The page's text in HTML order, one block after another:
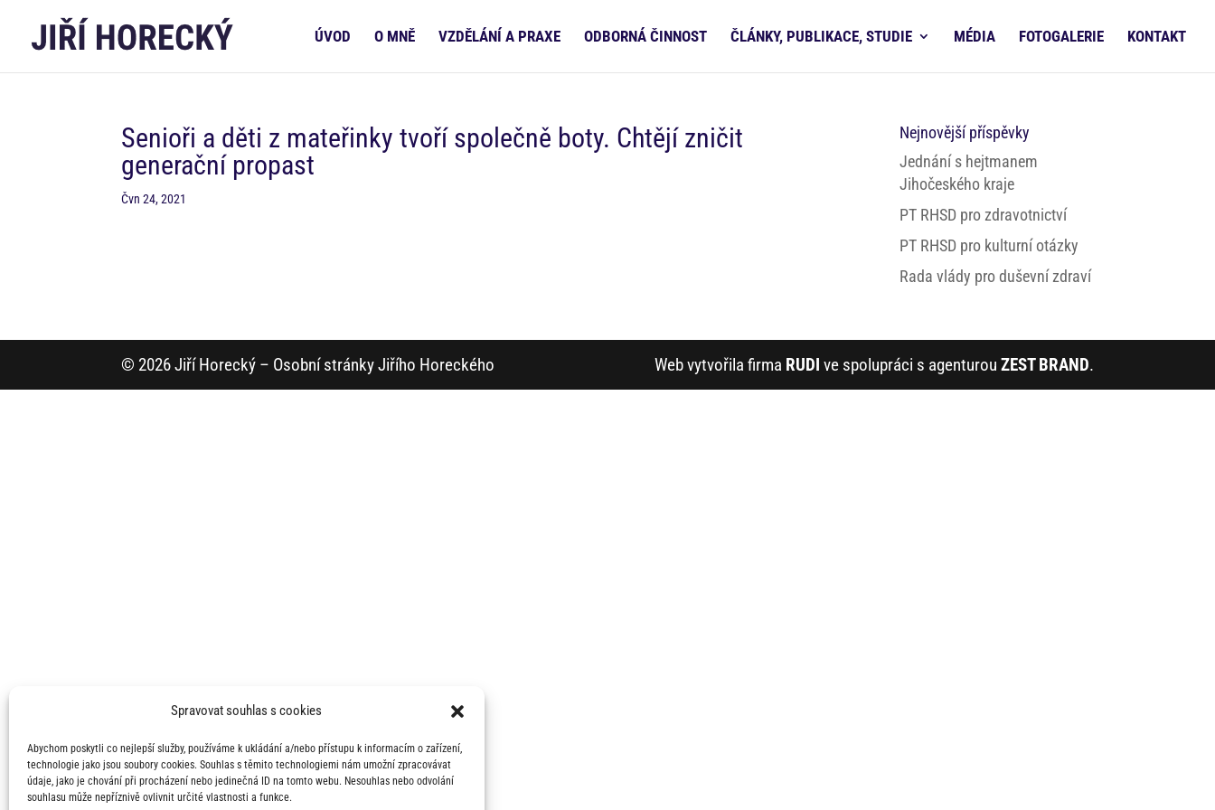
Spravovat souhlas s cookies
Abychom poskytli co nejlepší služby, používáme k ukládání a/nebo přístupu k informacím o zařízení,
technologie jako jsou soubory cookies. Souhlas s těmito technologiemi nám umožní zpracovávat
údaje, jako je chování při procházení nebo jedinečná ID na tomto webu. Nesouhlas nebo odvolání
souhlasu může nepříznivě ovlivnit určité vlastnosti a funkce.
ÚVOD O MNĚ VZDĚLÁNÍ A PRAXE ODBORNÁ ČINNOST ČLÁNKY, PUBLIKACE, STUDIE MÉDIA FOTOGALERIE KONTAKT
Senioři a děti z mateřinky tvoří společně boty. Chtějí zničit
generační propast
Čvn 24, 2021
Nejnovější příspěvky
Jednání s hejtmanem
Jihočeského kraje
PT RHSD pro zdravotnictví
PT RHSD pro kulturní otázky
Rada vlády pro duševní zdraví
© 2026 Jiří Horecký – Osobní stránky Jiřího Horeckého Web vytvořila firma RUDI ve spolupráci s agenturou ZEST BRAND.